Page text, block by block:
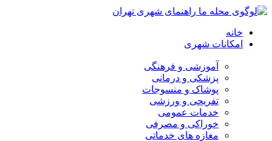
خانه
امکانات شهری
آموزشی و فرهنگی
پزشکی و درمانی
پوشاک و منسوجات
تفریحی و ورزشی
خدمات عمومی
خوراکی و مصرفی
مغازه های خدماتی